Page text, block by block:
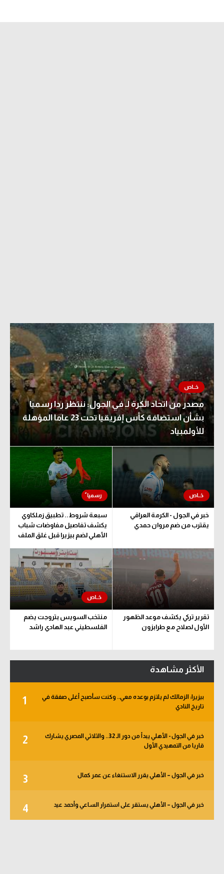
مصدر من اتحاد الكرة لـ في الجول: ننتظر ردا رسميا
بشأن استضافة كأس إفريقيا تحت 23 عاما المؤهلة
للأولمبياد
خبر في الجول - الكرمة العراقي
يقترب من ضم مروان حمدي
سبعة شروط.. تطبيق زملكاوي
يكشف تفاصيل مفاوضات شباب
الأهلي لضم بيزيرا قبل غلق الملف
تقرير تركي يكشف موعد الظهور
الأول لصلاح مع طرابزون
منتخب السويس بتروجت يضم
الفلسطيني عبد الهادي راشد
الأكثر مشاهدة
1
بيزيرا: الزمالك لم يلتزم بوعده معي.. وكنت سأصبح أغلى صفقة في
تاريخ النادي
2
خبر في الجول - الأهلي يبدأ من دور الـ 32.. والثلاثي المصري يشارك
قاريا من التمهيدي الأول
3 خبر في الجول – الأهلي يقرر الاستنغاء عن عمر كمال
4 خبر في الجول – الأهلي يستقر على استمرار الساعي وأحمد عيد